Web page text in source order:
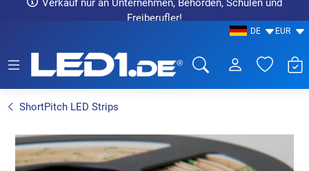
Verkauf nur an Unternehmen, Behörden, Schulen und
Freiberufler!
DE EUR
ShortPitch LED Strips